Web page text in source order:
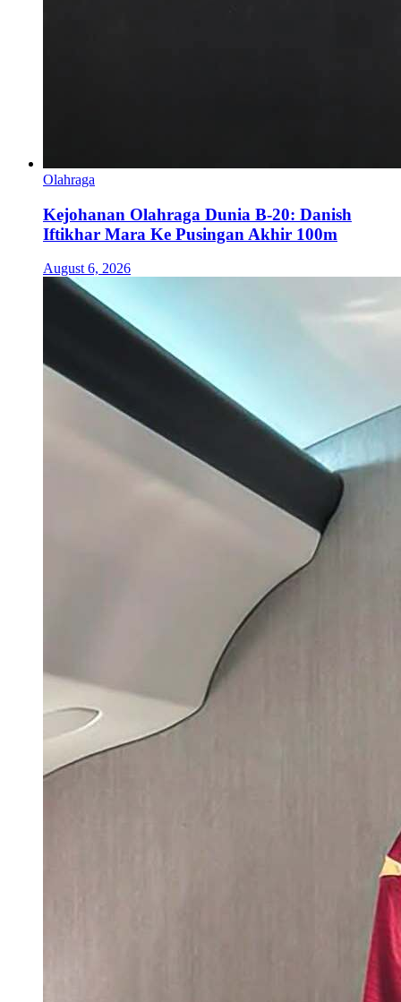
Olahraga
Kejohanan Olahraga Dunia B-20: Danish
Iftikhar Mara Ke Pusingan Akhir 100m
August 6, 2026